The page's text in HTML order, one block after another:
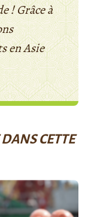
! Grâce à
en Asie
CETTE